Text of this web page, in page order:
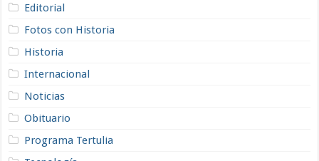
Editorial
Fotos con Historia
Historia
Internacional
Noticias
Obituario
Programa Tertulia